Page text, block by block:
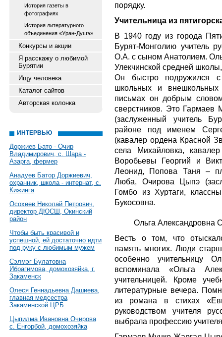
История газеты в
фотографиях
История литературного
объединения «Уран-Душэ»
Конкурсы и акции
Я расскажу о любимой
Бурятии
Ищу человека
Каталог сайтов
Авторская колонка
ИНТЕРВЬЮ
Доржиев Бато - Очир
Владимирович, с. Шара -
Азарга, фермер
Анадуев Батор Доржиевич,
охранник, школа - интернат, с.
Кижинга
Осохеев Николай Петрович,
директор ДЮСШ, Окинский
район
Чтобы быть красивой и
успешной, ей достаточно идти
под руку с любимым мужем
Сэлмэг Булатовна
Ибрагимова, домохозяйка, г.
Закаменск
Олеся Геннадьевна Дашиева,
главная медсестра
Закаменской ЦРБ.
Цыпилма Ивановна Очирова
с. Енгорбой, домохозяйка
порядку.
Учительница из
В 1940 году из города
Бурят-Монголию учитель
О.А. с сыном Анатолием.
Улекчинской средней
Он быстро подружился
школьных и
письмах он добрым
сверстников. Это
(заслуженный учитель
районе под именем
(кавалер ордена Красной
села Михайловка,
Воробьевы Георгий и
Леонид, Попова Таня –
Люба, Очирова Цыпэ
Гомбо из Хуртаги,
Букосовна.
Ольга Александровна
Весть о том, что
память многих. Люди
особенно учительницу
вспоминала «Ольга
учительницей. Кроме
литературные вечера.
из романа в стихах
руководством учителя
выбрала профессию